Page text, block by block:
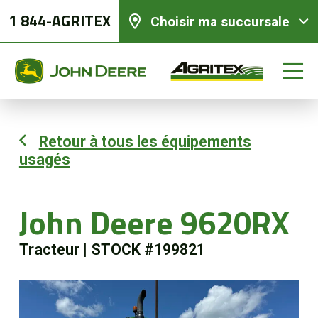
1 844-AGRITEX Choisir ma succursale
Retour à tous les équipements
usagés
John Deere 9620RX
Tracteur STOCK #199821
Équipements neufs
Équipements usagés
Pièces et services
Agriculture de précision